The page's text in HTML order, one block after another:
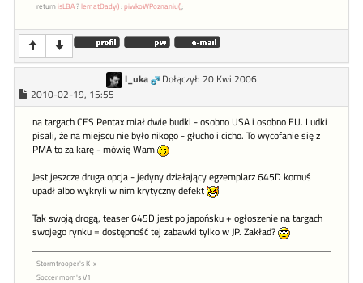
returnisLBA?lematDady():piwkoWPoznaniu();
l_uka
Dołączył: 20 Kwi 2006
2010-02-19, 15:55
na targach CES Pentax miał dwie budki - osobno USA i osobno EU. Ludki
pisali, że na miejscu nie było nikogo - głucho i cicho. To wycofanie się z
PMA to za karę - mówię Wam
Jest jeszcze druga opcja - jedyny działający egzemplarz 645D komuś
upadł albo wykryli w nim krytyczny defekt
Tak swoją drogą, teaser 645D jest po japońsku + ogłoszenie na targach
swojego rynku = dostępność tej zabawki tylko w JP. Zakład?
Stormtrooper's K-x
Soccer mom's V1